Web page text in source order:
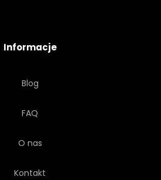
Informacje
Blog
FAQ
O nas
Kontakt